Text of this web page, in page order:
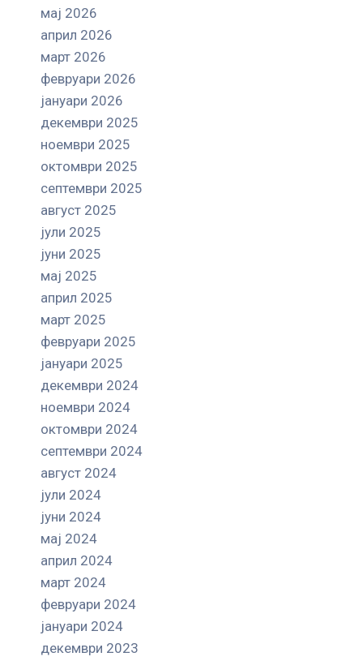
мај 2026
април 2026
март 2026
февруари 2026
јануари 2026
декември 2025
ноември 2025
октомври 2025
септември 2025
август 2025
јули 2025
јуни 2025
мај 2025
април 2025
март 2025
февруари 2025
јануари 2025
декември 2024
ноември 2024
октомври 2024
септември 2024
август 2024
јули 2024
јуни 2024
мај 2024
април 2024
март 2024
февруари 2024
јануари 2024
декември 2023